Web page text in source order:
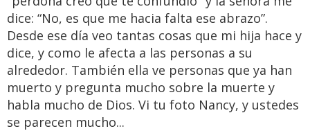
dice: “No, es que me hacia falta ese abrazo”.
Desde ese día veo tantas cosas que mi hija hace y
dice, y como le afecta a las personas a su
alrededor. También ella ve personas que ya han
muerto y pregunta mucho sobre la muerte y
habla mucho de Dios. Vi tu foto Nancy, y ustedes
se parecen mucho...